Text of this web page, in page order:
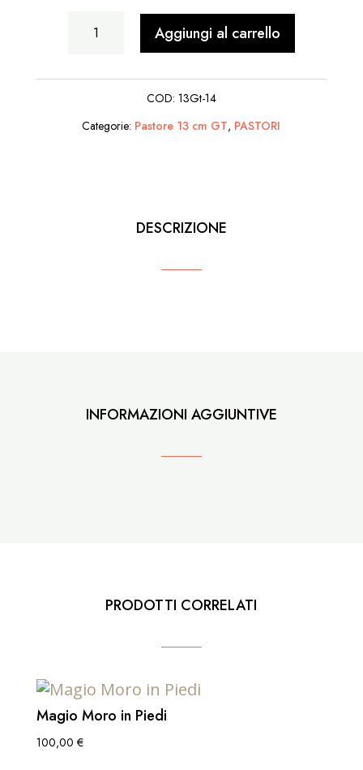
Arabo
a
con
Aggiungi al carrello
COD: 13Gt-14
Categorie: Pastore 13 cm GT, PASTORI
DESCRIZIONE
INFORMAZIONI AGGIUNTIVE
PRODOTTI CORRELATI
Magio Moro in Piedi
100,00 €